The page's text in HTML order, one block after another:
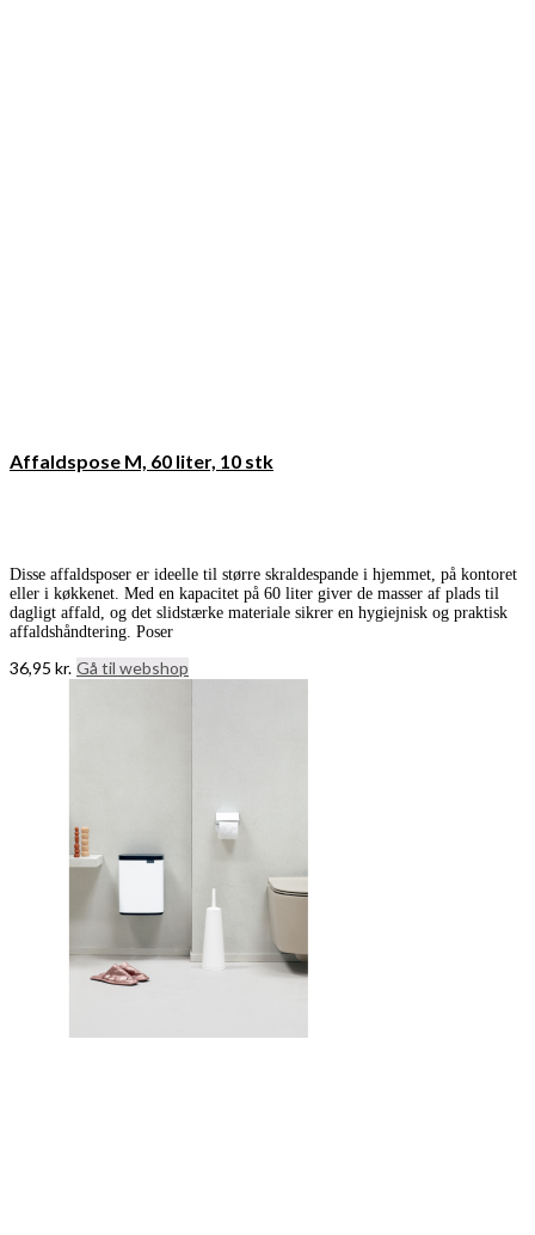
Affaldspose M, 60 liter, 10 stk
Disse affaldsposer er ideelle til større skraldespande i hjemmet, på kontoret
eller i køkkenet. Med en kapacitet på 60 liter giver de masser af plads til
dagligt affald, og det slidstærke materiale sikrer en hygiejnisk og praktisk
affaldshåndtering. Poser
36,95 kr. Gå til webshop